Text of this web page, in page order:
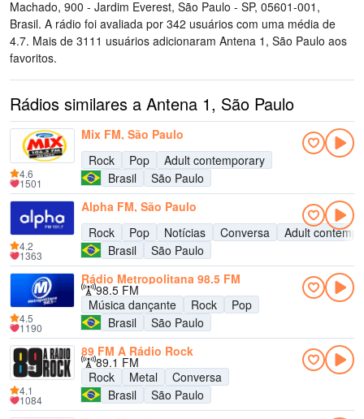
Machado, 900 - Jardim Everest, São Paulo - SP, 05601-001,
Brasil. A rádio foi avaliada por 342 usuários com uma média de
4.7. Mais de 3111 usuários adicionaram Antena 1, São Paulo aos
favoritos.
Rádios similares a Antena 1, São Paulo
Mix FM, São Paulo
Rock
Pop
Adult contemporary
Brasil
São Paulo
4.6
1501
Alpha FM, São Paulo
Rock
Pop Notícias Conversa
Adult
Brasil
São Paulo
4.2
1363
Rádio Metropolitana 98.5 FM
98.5 FM
Música dançante
Rock
Pop
Brasil
São Paulo
4.5
1190
89 FM A Rádio Rock
89.1 FM
Rock
Metal
Conversa
Brasil
São Paulo
4.1
1084